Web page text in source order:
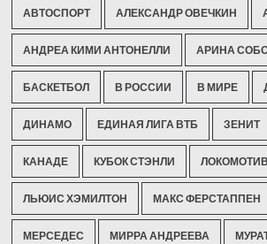
АВТОСПОРТ АЛЕКСАНДР ОВЕЧКИН
АНДРЕА КИМИ АНТОНЕЛЛИ АРИНА
БАСКЕТБОЛ В РОССИИ В МИРЕ
ДИНАМО ЕДИНАЯ ЛИГА ВТБ ЗЕНИТ
КАНАДЕ КУБОК СТЭНЛИ
ЛЬЮИС ХЭМИЛТОН МАКС ФЕРСТАППЕН
МЕРСЕДЕС МИРРА АНДРЕЕВА